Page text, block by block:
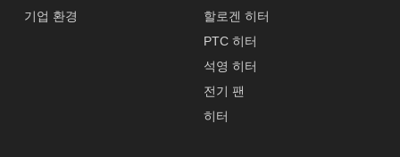
기업 환경
할로겐 히터
PTC 히터
석영 히터
전기 팬
히터